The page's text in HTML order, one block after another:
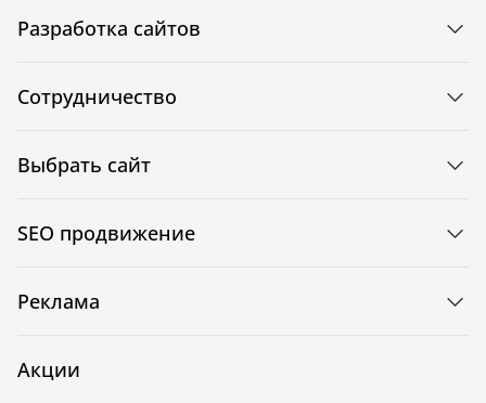
Разработка сайтов
Сотрудничество
Выбрать сайт
SEO продвижение
Реклама
Акции